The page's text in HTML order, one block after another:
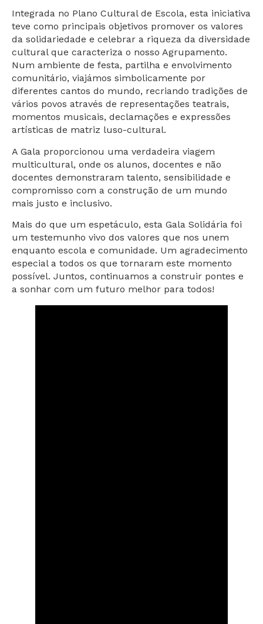
Integrada no Plano Cultural de Escola, esta iniciativa
teve como principais objetivos promover os valores
da solidariedade e celebrar a riqueza da diversidade
cultural que caracteriza o nosso Agrupamento.
Num ambiente de festa, partilha e envolvimento
comunitário, viajámos simbolicamente por
diferentes cantos do mundo, recriando tradições de
vários povos através de representações teatrais,
momentos musicais, declamações e expressões
artísticas de matriz luso-cultural.
A Gala proporcionou uma verdadeira viagem
multicultural, onde os alunos, docentes e não
docentes demonstraram talento, sensibilidade e
compromisso com a construção de um mundo
mais justo e inclusivo.
Mais do que um espetáculo, esta Gala Solidária foi
um testemunho vivo dos valores que nos unem
enquanto escola e comunidade. Um agradecimento
especial a todos os que tornaram este momento
possível. Juntos, continuamos a construir pontes e
a sonhar com um futuro melhor para todos!